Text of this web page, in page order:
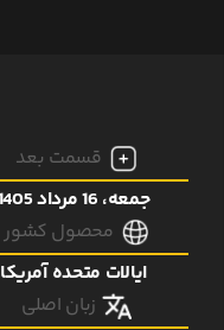
قسمت بعد
جمعه، 16 مرداد 1405
محصول کشور
ایالات متحده آمریکا
زبان اصلی